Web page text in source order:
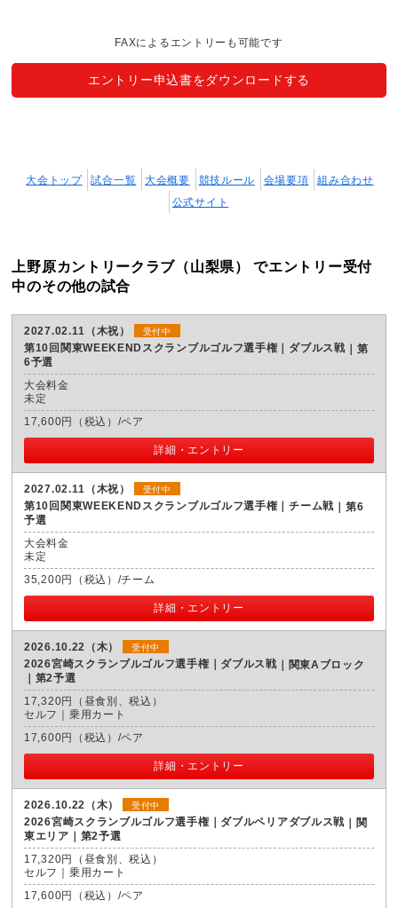
FAXによるエントリーも可能です
エントリー申込書をダウンロードする
大会トップ 試合一覧 大会概要 競技ルール 会場要項
組み合わせ
公式サイト
上野原カントリークラブ（山梨県） でエントリー受付
中のその他の試合
2027.02.11（木祝） 受付中
第10回関東WEEKENDスクランブルゴルフ選手権｜ダブルス戦
第
6予選
大会料金
未定
17,600円（税込）/ペア
詳細・エントリー
2027.02.11（木祝） 受付中
第10回関東WEEKENDスクランブルゴルフ選手権｜チーム戦
第6
予選
大会料金
未定
35,200円（税込）/チーム
詳細・エントリー
2026.10.22（木） 受付中
2026宮崎スクランブルゴルフ選手権｜ダブルス戦
関東Aブロック
｜第2予選
17,320円（昼食別、税込）
セルフ｜乗用カート
17,600円（税込）/ペア
詳細・エントリー
2026.10.22（木） 受付中
2026宮崎スクランブルゴルフ選手権｜ダブルペリアダブルス戦
関
東エリア｜第2予選
17,320円（昼食別、税込）
セルフ｜乗用カート
17,600円（税込）/ペア